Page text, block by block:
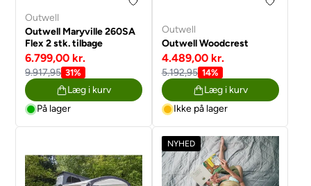
Outwell
Outwell Maryville 260SA
Flex 2 stk. tilbage
6.799,00 kr.
9.917,95 31%
Læg i kurv
På lager
Outwell
Outwell Woodcrest
4.489,00 kr.
5.192,95 14%
Læg i kurv
Ikke på lager
NYHED